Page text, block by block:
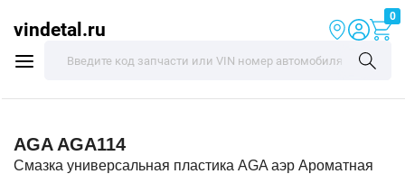
vindetal.ru
0
AGA AGA114
Смазка универсальная пластика AGA аэр Ароматная